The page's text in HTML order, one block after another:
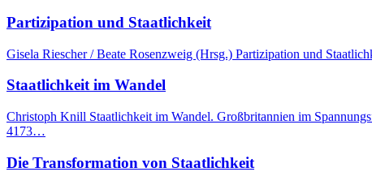
Partizipation und Staatlichkeit
Gisela Riescher / Beate Rosenzweig (Hrsg.) Partizipation und
Staatlichkeit im Wandel
Christoph Knill Staatlichkeit im Wandel. Großbritannien im
4173…
Die Transformation von Staatlichkeit